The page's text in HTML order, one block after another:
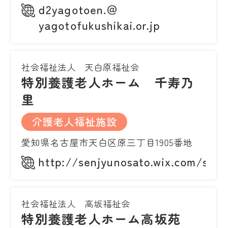
d2yagotoen.＠
yagotofukushikai.or.jp
社会福祉法人 天白原福祉会
特別養護老人ホーム 千寿乃
里
介護老人福祉施設
愛知県名古屋市天白区原三丁目1905番地
http://senjyunosato.wix.com/
社会福祉法人 高坂福祉会
特別養護老人ホーム高坂苑